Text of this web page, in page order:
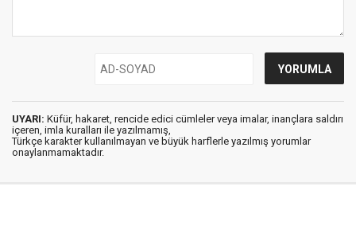
UYARI: Küfür, hakaret, rencide edici cümleler veya imalar, inançlara saldırı
içeren, imla kuralları ile yazılmamış,
Türkçe karakter kullanılmayan ve büyük harflerle yazılmış yorumlar
onaylanmamaktadır.